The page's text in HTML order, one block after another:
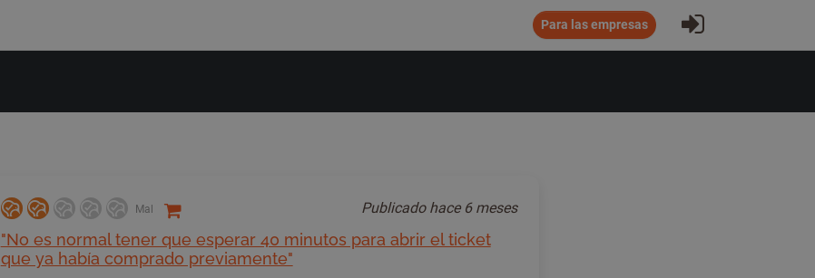
Para las empresas Iniciar sesión
Mal Publicado hace 6 meses
"No es normal tener que esperar 40 minutos para abrir el ticket
que ya había comprado previamente"